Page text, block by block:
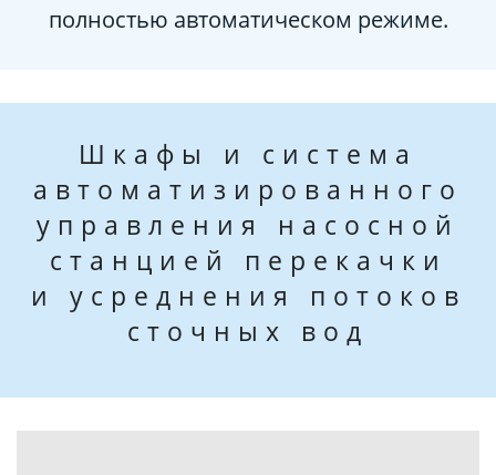
полностью автоматическом режиме.
Шкафы и система
автоматизированного
управления насосной
станцией перекачки
и усреднения потоков
сточных вод